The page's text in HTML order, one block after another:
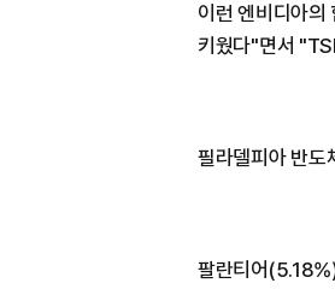
이런 엔비디아의
키웠다"면서
필라델피아 반
팔란티어